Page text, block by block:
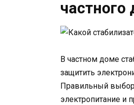
частного
В частном доме
защитить
Правильный выбор
электропитание и